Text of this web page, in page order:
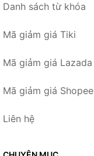
Danh sách từ khóa
Mã giảm giá Tiki
Mã giảm giá Lazada
Mã giảm giá Shopee
Liên hệ